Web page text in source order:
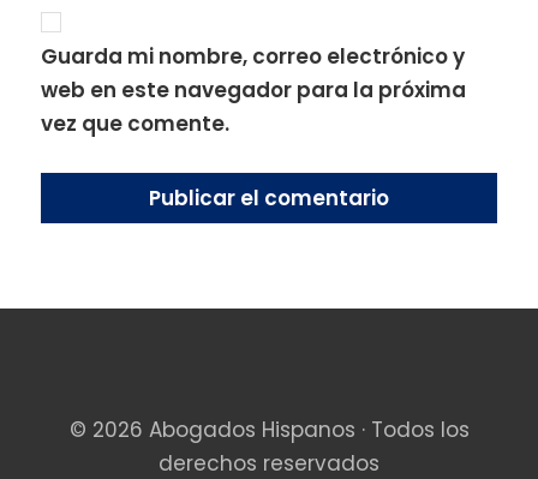
Guarda mi nombre, correo electrónico y
web en este navegador para la próxima
vez que comente.
© 2026 Abogados Hispanos · Todos los
derechos reservados